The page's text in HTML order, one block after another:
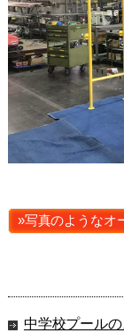
»写真のようなオ
中学校プール